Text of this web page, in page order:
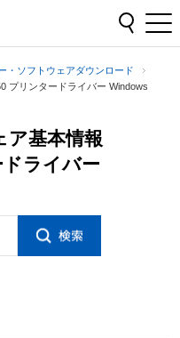
・ソフトウェアダウンロード
プリンタードライバー Windows
ア基本情報
ドライバー